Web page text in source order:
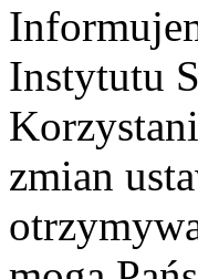
Instytutu
zmian